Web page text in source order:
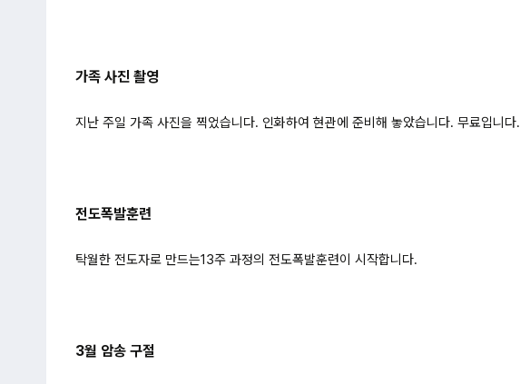
가족 사진 촬영
지난 주일 가족 사진을 찍었습니다. 인화하여 현관에 준비해 놓았습니다. 무료입니다.
전도폭발훈련
탁월한 전도자로 만드는13주 과정의 전도폭발훈련이 시작합니다.
3월 암송 구절